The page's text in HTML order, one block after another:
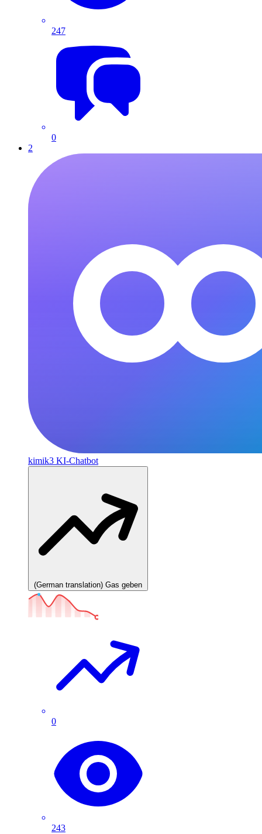
247
0
2
kimik3 KI-Chatbot
(German translation) Gas geben
0
243